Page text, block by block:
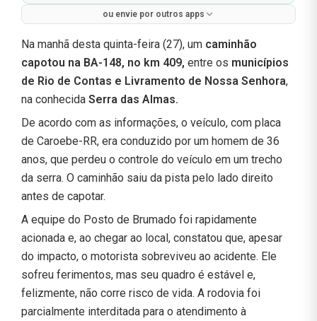
ou envie por outros apps
Na manhã desta quinta-feira (27), um caminhão
capotou na BA-148, no km 409, entre os municípios
de Rio de Contas e Livramento de Nossa Senhora,
na conhecida Serra das Almas.
De acordo com as informações, o veículo, com placa
de Caroebe-RR, era conduzido por um homem de 36
anos, que perdeu o controle do veículo em um trecho
da serra. O caminhão saiu da pista pelo lado direito
antes de capotar.
A equipe do Posto de Brumado foi rapidamente
acionada e, ao chegar ao local, constatou que, apesar
do impacto, o motorista sobreviveu ao acidente. Ele
sofreu ferimentos, mas seu quadro é estável e,
felizmente, não corre risco de vida. A rodovia foi
parcialmente interditada para o atendimento à